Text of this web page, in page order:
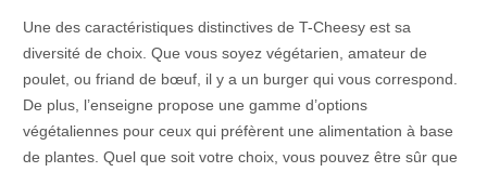
Une des caractéristiques distinctives de T-Cheesy est sa
diversité de choix. Que vous soyez végétarien, amateur de
poulet, ou friand de bœuf, il y a un burger qui vous correspond.
De plus, l’enseigne propose une gamme d’options
végétaliennes pour ceux qui préfèrent une alimentation à base
de plantes. Quel que soit votre choix, vous pouvez être sûr que